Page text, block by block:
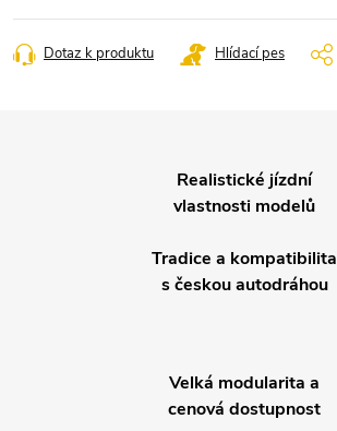
Dotaz k produktu Hlídací pes
Realistické jízdní
vlastnosti modelů
Tradice a kompatibilita
s českou autodráhou
Velká modularita a
cenová dostupnost